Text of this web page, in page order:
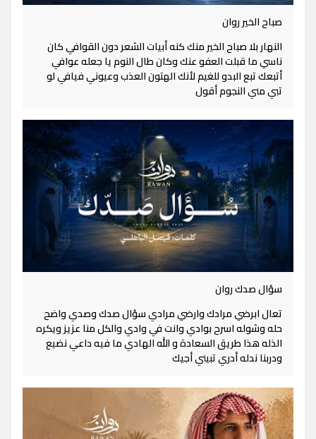
صباح الخير روان
النهار بلا صباح الخير منك كنه أبيات الشعر دون القوافي كان
ناسي ما قبلت العفو عنك وكان طال النوم يا جعله عوافي
أتبعك تبع البدو للغيم لأنك الهتون العذب وعيوني فيافي لو
تبي مني النجوم أقول
سؤال صدك روان
تعال ابرضي مرادك وارضي مرادي سؤال صدك وصدي واضح
حله وشوله اسرح بوادي وانت في وادي والكل منا عزيز ويكره
الذله هذا طريق السعادة و الله الهادي ما فيه داعي نضيع
ودربنا ندله أدري تبيني أجيك